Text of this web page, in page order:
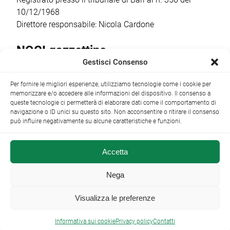
10/12/1968
Direttore responsabile: Nicola Cardone
NOCI gazzettino
+39 080 4979274|info@nocigazzettino.it Contatti|
Archivio
NOCI gazzettino.it ©2014 •
Gestisci Consenso
Per fornire le migliori esperienze, utilizziamo tecnologie come i cookie per
memorizzare e/o accedere alle informazioni del dispositivo. Il consenso a
queste tecnologie ci permetterà di elaborare dati come il comportamento di
navigazione o ID unici su questo sito. Non acconsentire o ritirare il consenso
può influire negativamente su alcune caratteristiche e funzioni.
Accetta
Nega
Visualizza le preferenze
Informativa sui cookiePrivacy policyContatti